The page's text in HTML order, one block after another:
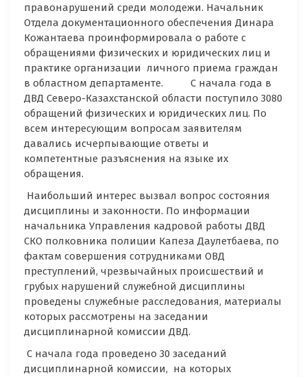
правонарушений среди молодежи. Начальник
Отдела документационного обеспечения Динара
Кожантаева проинформировала о работе с
обращениями физических и юридических лиц и
практике организации личного приема граждан
в областном департаменте. С начала года в
ДВД Северо-Казахстанской области поступило 3080
обращений физических и юридических лиц. По
всем интересующим вопросам заявителям
давались исчерпывающие ответы и
компетентные разъяснения на языке их
обращения.
Наибольший интерес вызвал вопрос состояния
дисциплины и законности. По информации
начальника Управления кадровой работы ДВД
СКО полковника полиции Капеза Даулетбаева, по
фактам совершения сотрудниками ОВД
преступлений, чрезвычайных происшествий и
грубых нарушений служебной дисциплины
проведены служебные расследования, материалы
которых рассмотрены на заседании
дисциплинарной комиссии ДВД.
С начала года проведено 30 заседаний
дисциплинарной комиссии, на которых